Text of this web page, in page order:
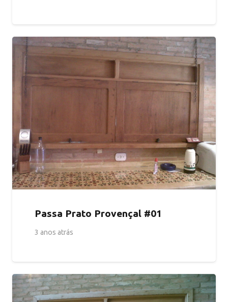
Passa Prato Provençal #01
3 anos atrás